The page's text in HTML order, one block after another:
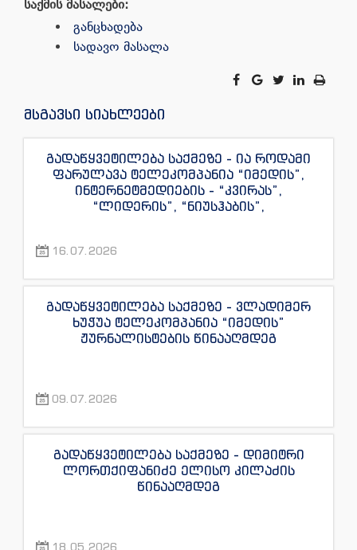
საქმის მასალები:
განცხადება
სადავო მასალა
მსგავსი სიახლეები
გადაწყვეტილება საქმეზე - ია როდამი
ფარულავა ტელეკომპანია “იმედის”,
ინტერნეტმედიების - “კვირას”,
“ლიდერის”, “ნიუსჰაბის”,
“ექსკლუზივტივის” ჟურნალისტების
16.07.2026
გადაწყვეტილება საქმეზე - ვლადიმერ
ხუჭუა ტელეკომპანია “იმედის”
ჟურნალისტების წინააღმდეგ
09.07.2026
გადაწყვეტილება საქმეზე - დიმიტრი
ლორთქიფანიძე ელისო კილაძის
წინააღმდეგ
18.05.2026